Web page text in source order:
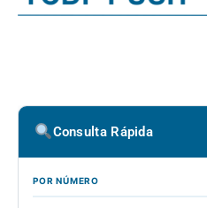
Consulta Rápida
POR NÚMERO